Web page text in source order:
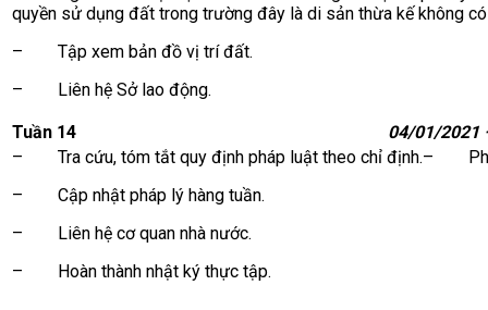
quyền sử dụng đất trong trường đây là di sản thừa kế không
– Tập xem bản đồ vị trí đất.
– Liên hệ Sở lao động.
Tuần 14
04/01/2021
– Tra cứu, tóm tắt quy định pháp luật theo chỉ định.–
– Cập nhật pháp lý hàng tuần.
– Liên hệ cơ quan nhà nước.
– Hoàn thành nhật ký thực tập.